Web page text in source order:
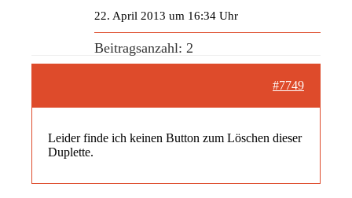
22. April 2013 um 16:34 Uhr
Beitragsanzahl: 2
#7749
Leider finde ich keinen Button zum Löschen dieser
Duplette.